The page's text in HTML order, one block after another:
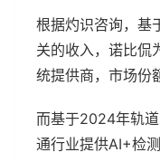
根据灼识咨询，基
关的收入，诺比侃
统提供商，市场份
而基于2024年轨
通行业提供AI+检